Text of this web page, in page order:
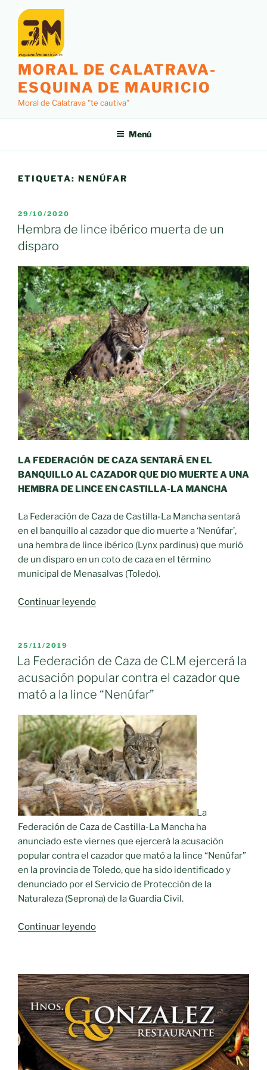
contenido
MORAL DE CALATRAVA-
ESQUINA DE MAURICIO
Moral de Calatrava "te cautiva"
Menú
ETIQUETA: NENÚFAR
PUBLICADO
EL
29/10/2020
Hembra de lince ibérico muerta de un
disparo
LA FEDERACIÓN DE CAZA SENTARÁ EN EL
BANQUILLO AL CAZADOR QUE DIO MUERTE A UNA
HEMBRA DE LINCE EN CASTILLA-LA MANCHA
La Federación de Caza de Castilla-La Mancha sentará
en el banquillo al cazador que dio muerte a ‘Nenúfar’,
una hembra de lince ibérico (Lynx pardinus) que murió
de un disparo en un coto de caza en el término
municipal de Menasalvas (Toledo).
Continuar leyendo«Hembra
muerta
de
un
disparo»
PUBLICADO
EL
25/11/2019
La Federación de Caza de CLM ejercerá la
acusación popular contra el cazador que
mató a la lince “Nenúfar”
La
Federación de Caza de Castilla-La Mancha ha
anunciado este viernes que ejercerá la acusación
popular contra el cazador que mató a la lince “Nenúfar”
en la provincia de Toledo, que ha sido identificado y
denunciado por el Servicio de Protección de la
Naturaleza (Seprona) de la Guardia Civil.
Continuar leyendo«La
de
CLM
ejercerá
la
acusación
popular